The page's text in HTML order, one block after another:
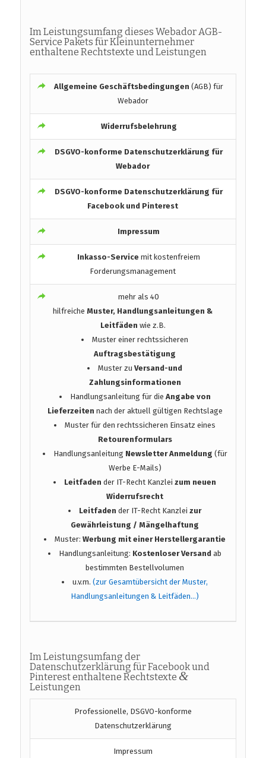
Im Leistungsumfang dieses Webador AGB-
Service Pakets für Kleinunternehmer
enthaltene Rechtstexte und Leistungen
Allgemeine Geschäftsbedingungen (AGB) für
Webador
Widerrufsbelehrung
DSGVO-konforme Datenschutzerklärung für
Webador
DSGVO-konforme Datenschutzerklärung für
Facebook und Pinterest
Impressum
Inkasso-Service mit kostenfreiem
Forderungsmanagement
mehr als 40
hilfreicheMuster, Handlungsanleitungen &
Leitfäden wie z.B.
Muster einer rechtssicheren
Auftragsbestätigung
Muster zuVersand-und
Zahlungsinformationen
Handlungsanleitung für die Angabe von
Lieferzeiten nach der aktuell gültigen Rechtslage
Muster für den rechtssicheren Einsatz eines
Retourenformulars
Handlungsanleitung Newsletter Anmeldung (für
Werbe E-Mails)
Leitfaden der IT-Recht Kanzleizum neuen
Widerrufsrecht
Leitfaden der IT-Recht Kanzleizur
Gewährleistung / Mängelhaftung
Muster:Werbung mit einer Herstellergarantie
Handlungsanleitung: Kostenloser Versand ab
bestimmten Bestellvolumen
u.v.m.(zur Gesamtübersicht der Muster,
Handlungsanleitungen & Leitfäden…)
Im Leistungsumfang der
Datenschutzerklärung für Facebook und
Pinterest enthaltene Rechtstexte &
Leistungen
Professionelle, DSGVO-konforme
Datenschutzerklärung
Impressum